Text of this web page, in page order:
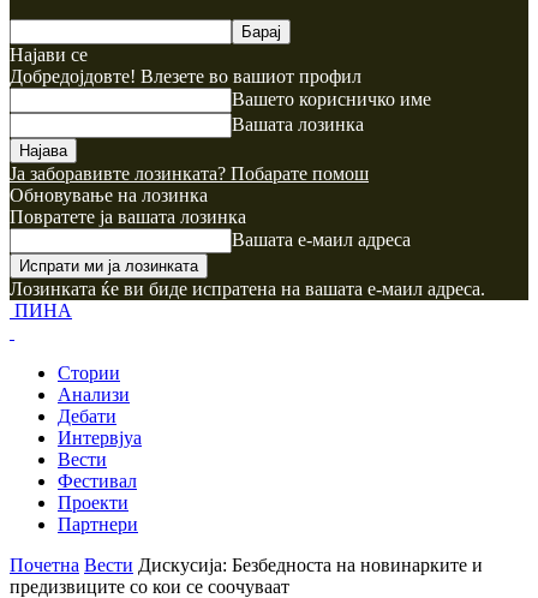
Најави се
Добредојдовте! Влезете во вашиот профил
Вашето корисничко име
Вашата лозинка
Ја заборавивте лозинката? Побарате помош
Обновување на лозинка
Повратете ја вашата лозинка
Вашата е-маил адреса
Лозинката ќе ви биде испратена на вашата е-маил адреса.
ПИНА
Стории
Анализи
Дебати
Интервјуа
Вести
Фестивал
Проекти
Партнери
Почетна Вести Дискусија: Безбедноста на новинарките и
предизвиците со кои се соочуваат